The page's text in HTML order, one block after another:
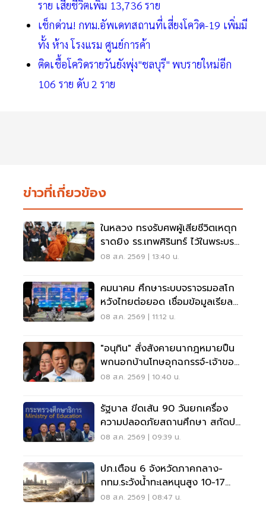
ราย เสียชีวิตเพิ่ม 13,736 ราย
เช็กด่วน! กทม.อัพเดทสถานที่เสี่ยงโควิด-19 เพิ่มมี
ทั้ง ห้าง โรงแรม ศูนย์การค้า
ติดเชื้อโควิดรายวันยังพุ่ง"ชลบุรี" พบรายใหม่อีก
106 ราย ดับ 2 ราย
ข่าวที่เกี่ยวข้อง
ในหลวง ทรงรับศพผู้เสียชีวิตเหตุก
ราดยิง รร.เทพศิรินทร์ ไว้ในพระบรม
ราชานุเคราะห์
08 ส.ค. 2569 | 13:40 น.
คมนาคม ศึกษาระบบจราจรมอสโก
หวังไทยต่อยอด เชื่อมข้อมูลเรียล
ไทม์ แก้รถติด
08 ส.ค. 2569 | 11:12 น.
"อนุทิน" สั่งสังคายนากฎหมายปืน
พกนอกบ้านโทษอุกฉกรรจ์-เจ้าของ
โดนหนัก
08 ส.ค. 2569 | 10:40 น.
รัฐบาล ขีดเส้น 90 วันยกเครื่อง
ความปลอดภัยสถานศึกษา สกัดปม
บูลลี่
08 ส.ค. 2569 | 09:39 น.
ปภ.เตือน 6 จังหวัดภาคกลาง-
กทม.ระวังน้ำทะเลหนุนสูง 10-17
ส.ค.69
08 ส.ค. 2569 | 08:47 น.